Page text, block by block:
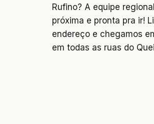
Rufino? A equipe
próxima e pronta pra ir!
endereço e chegamos
em todas as ruas do